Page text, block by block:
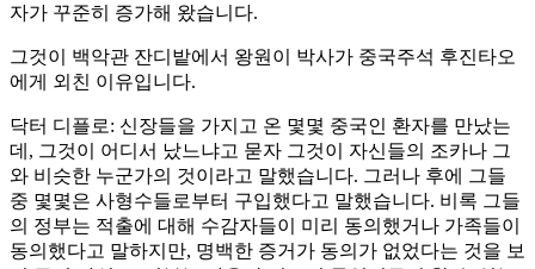
자가 꾸준히 증가해 왔습니다.
그것이 백악관 잔디밭에서 왕원이 박사가 중국주석 후진타오
에게 외친 이유입니다.
닥터 디플로: 신장들을 가지고 온 몇몇 중국인 환자를 만났는
데, 그것이 어디서 났느냐고 묻자 그것이 자신들의 조카나 그
와 비슷한 누군가의 것이라고 말했습니다. 그러나 후에 그들
중 몇몇은 사형수들로부터 구입했다고 말했습니다. 비록 그들
의 정부는 적출에 대해 수감자들이 미리 동의했거나 가족들이
동의했다고 말하지만, 명백한 증거가 동의가 없었다는 것을 보